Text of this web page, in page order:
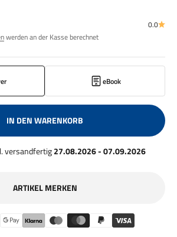
werden an der Kasse berechnet
0.0
eBook
IN DEN WARENKORB
versandfertig27.08.2026 - 07.09.2026
ARTIKEL MERKEN